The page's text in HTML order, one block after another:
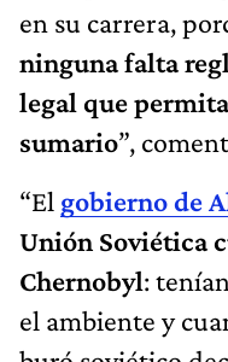
en su carrera,
ninguna falta
legal que
sumario”,
“El gobierno de
Unión Soviética
Chernobyl:
el ambiente y